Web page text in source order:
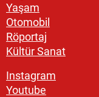
Yaşam
Otomobil
Röportaj
Kültür Sanat
Instagram
Youtube